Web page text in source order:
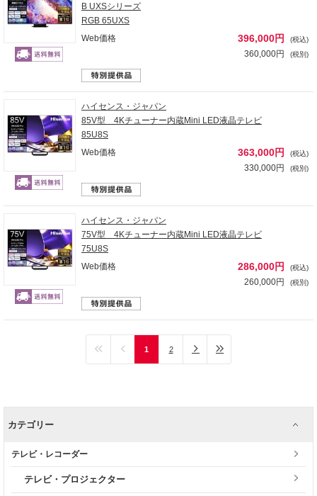
B UXSシリーズ
RGB 65UXS
Web価格
396,000円 (税込)
360,000円 (税別)
ハイセンス・ジャパン
85V型 4Kチューナー内蔵Mini LED液晶テレビ
85U8S
Web価格
363,000円 (税込)
330,000円 (税別)
ハイセンス・ジャパン
75V型 4Kチューナー内蔵Mini LED液晶テレビ
75U8S
Web価格
286,000円 (税込)
260,000円 (税別)
1 2
カテゴリー
テレビ・レコーダー
テレビ・プロジェクター